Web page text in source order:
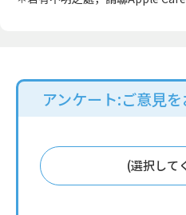
アンケート:ご意見
(選択して